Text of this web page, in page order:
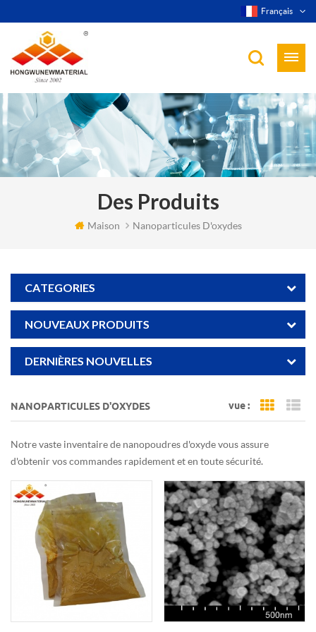
Français
Des Produits
Maison Nanoparticules D'oxydes
CATEGORIES
NOUVEAUX PRODUITS
DERNIÈRES NOUVELLES
NANOPARTICULES D'OXYDES vue : Grid
Notre vaste inventaire de nanopoudres d'oxyde vous assure
d'obtenir vos commandes rapidement et en toute sécurité.